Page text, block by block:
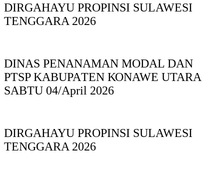
DIRGAHAYU PROPINSI SULAWESI
TENGGARA 2026
DINAS PΕΝΑΝΑΜAN MODAL DAN
PTSP KABUPAΤΕΝ ΚΟNAWE UTARA
SABTU 04/April 2026
DIRGAHAYU PROPINSI SULAWESI
TENGGARA 2026